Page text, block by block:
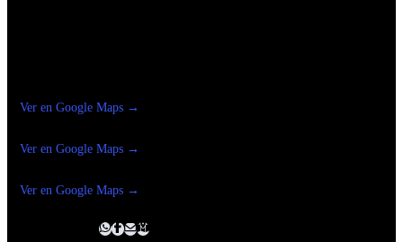
Ver en Google Maps →
Ver en Google Maps →
Ver en Google Maps →